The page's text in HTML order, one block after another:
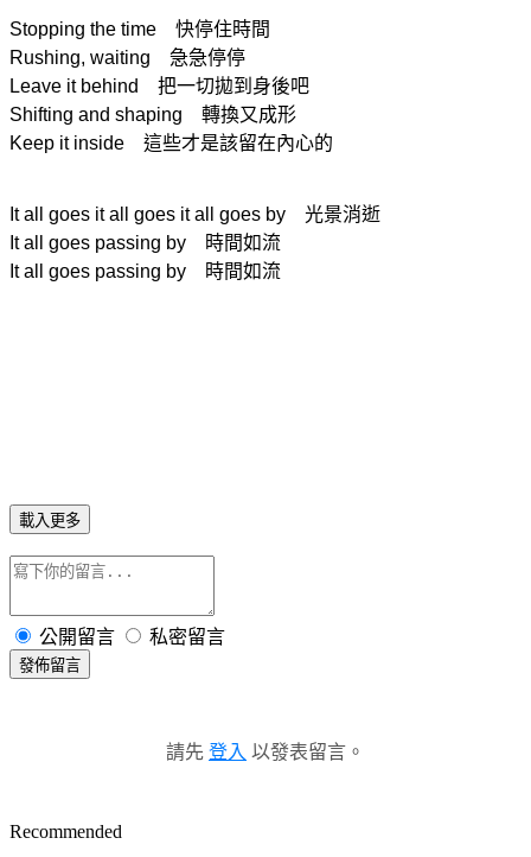
Stopping the time 快停住時間
Rushing, waiting 急急停停
Leave it behind
把一切拋到身後吧
Shifting and shaping 轉換又成形
Keep it inside 這些才是該留在內心的
It all goes it all goes it all goes by 光景消逝
It all goes passing by
時間如流
It all goes passing by 時間如流
載入更多
公開留言 私密留言
發佈留言
請先 登入 以發表留言。
Recommended